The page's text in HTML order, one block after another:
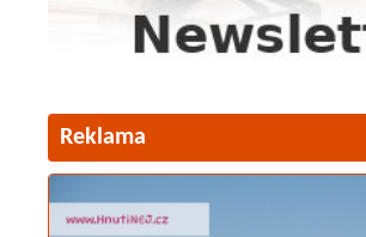
Reklama